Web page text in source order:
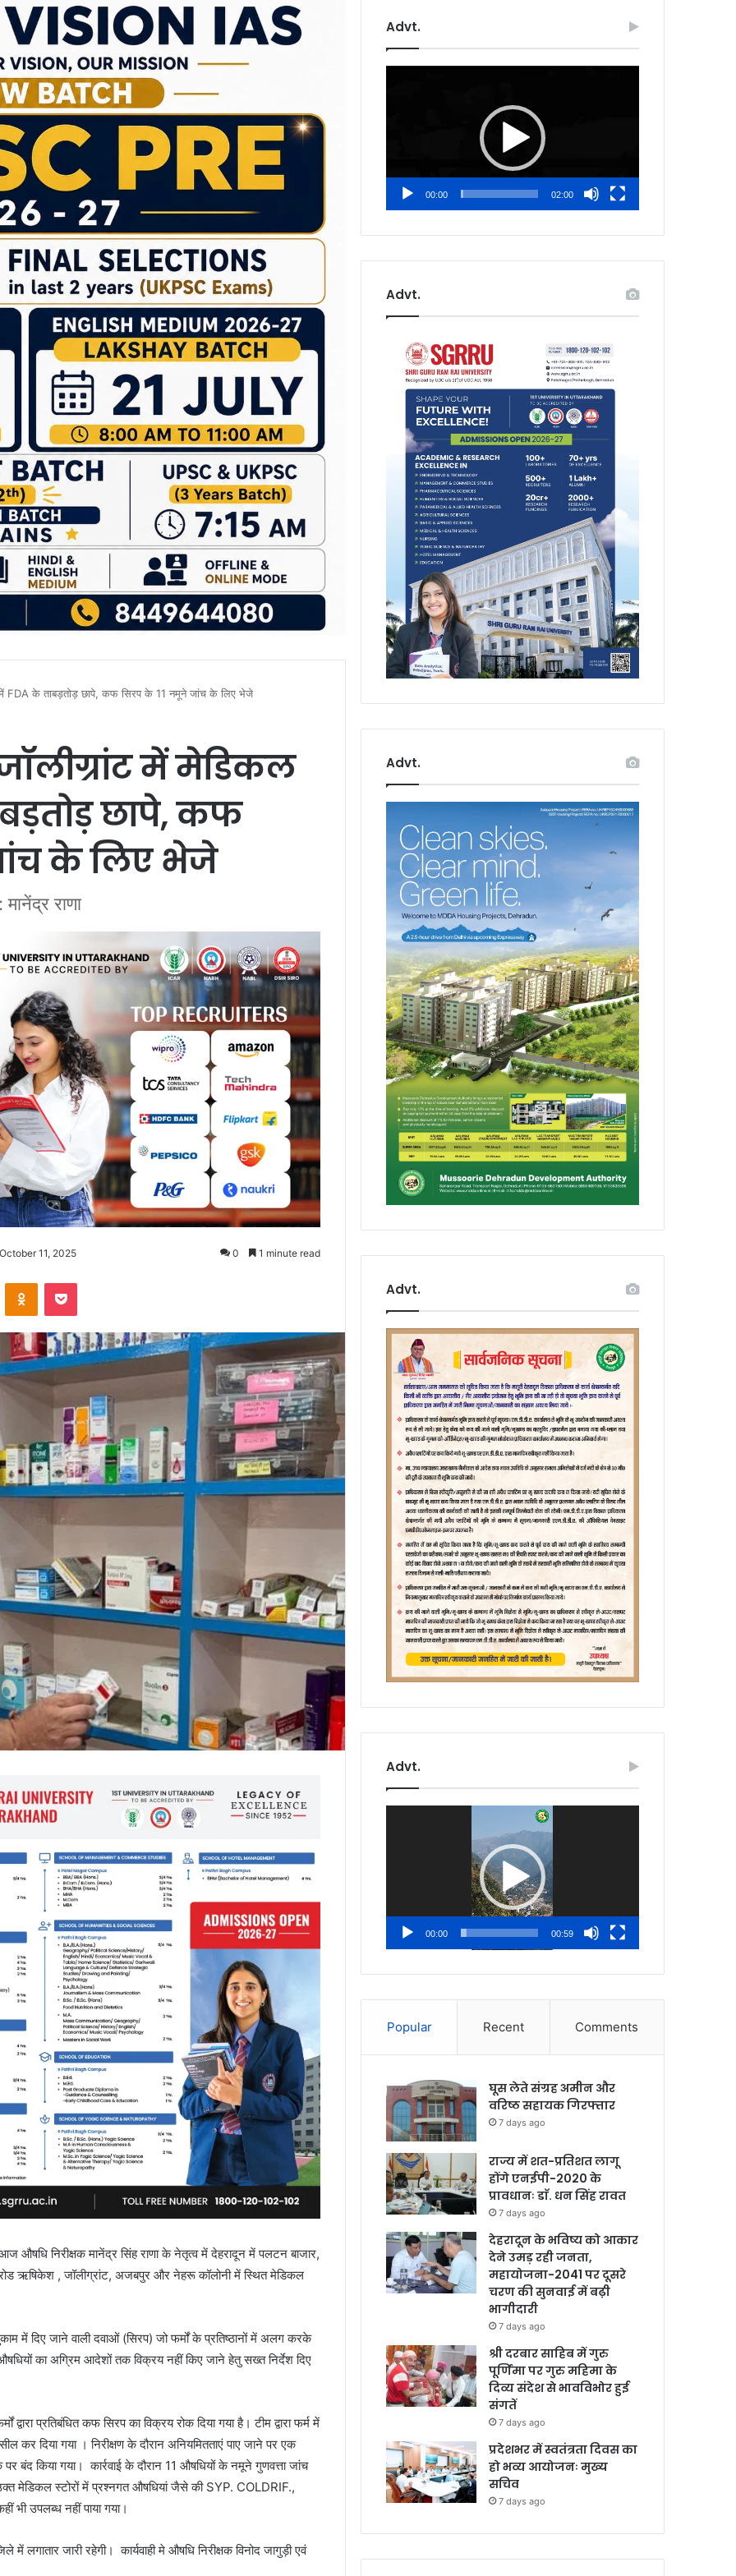
FDA के ताबड़तोड़ छापे, कफ सिरप के 11 नमूने जांच के लिए भेजे
में मेडिकल
छापे, कफ
के लिए भेजे
मानेंद्र राणा
11, 2025 0 1 minute read
औषधि निरीक्षक मानेंद्र सिंह राणा के नेतृत्व में देहरादून में पलटन बाजार,
ऋषिकेश , जॉलीग्रांट, अजबपुर और नेहरू कॉलोनी में स्थित मेडिकल
में दिए जाने वाली दवाओं (सिरप) जो फर्मों के प्रतिष्ठानों में अलग करके
का अग्रिम आदेशों तक विक्रय नहीं किए जाने हेतु सख्त निर्देश दिए
द्वारा प्रतिबंधित कफ सिरप का विक्रय रोक दिया गया है। टीम द्वारा फर्म में
कर दिया गया । निरीक्षण के दौरान अनियमितताएं पाए जाने पर एक
बंद किया गया। कार्रवाई के दौरान 11 औषधियों के नमूने गुणवत्ता जांच
उक्त मेडिकल स्टोरों में प्रश्नगत औषधियां जैसे की SYP. COLDRIF.,
उपलब्ध नहीं पाया गया।
में लगातार जारी रहेगी। कार्यवाही मे औषधि निरीक्षक विनोद जागुड़ी एवं
Advt.
00:00 02:00
Advt.
Advt.
Advt.
Advt.
00:00 00:59
Popular Recent Comments
घूस लेते संग्रह अमीन और
वरिष्ठ सहायक गिरफ्तार
7 days ago
राज्य में शत-प्रतिशत लागू
होंगे एनईपी-2020 के
प्रावधानः डाॅ. धन सिंह रावत
7 days ago
देहरादून के भविष्य को आकार
देने उमड़ रही जनता,
महायोजना-2041 पर दूसरे
चरण की सुनवाई में बढ़ी
भागीदारी
7 days ago
श्री दरबार साहिब में गुरु
पूर्णिमा पर गुरु महिमा के
दिव्य संदेश से भावविभोर हुई
संगतें
7 days ago
प्रदेशभर में स्वतंत्रता दिवस का
हो भव्य आयोजनः मुख्य
सचिव
7 days ago